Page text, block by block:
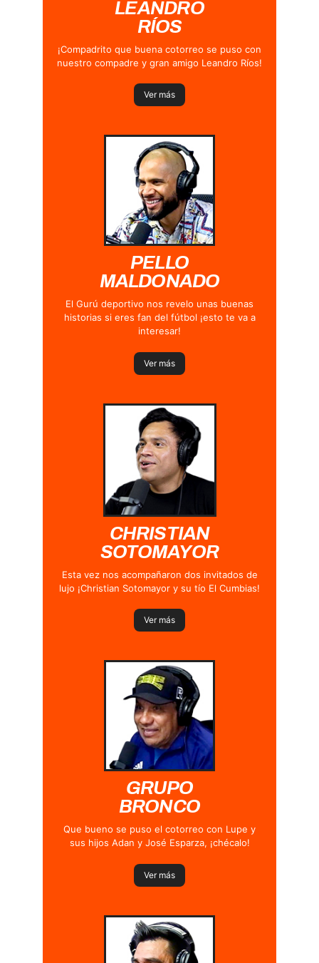
LEANDRO
RÍOS
¡Compadrito que buena cotorreo se puso con
nuestro compadre y gran amigo Leandro Ríos!
Ver más
PELLO
MALDONADO
El Gurú deportivo nos revelo unas buenas
historias si eres fan del fútbol ¡esto te va a
interesar!
Ver más
CHRISTIAN
SOTOMAYOR
Esta vez nos acompañaron dos invitados de
lujo ¡Christian Sotomayor y su tío El Cumbias!
Ver más
GRUPO
BRONCO
Que bueno se puso el cotorreo con Lupe y
sus hijos Adan y José Esparza, ¡chécalo!
Ver más